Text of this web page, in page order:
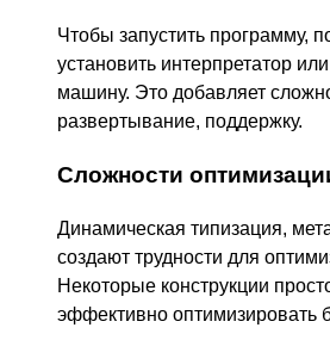
Чтобы запустить программу,
установить интерпретатор
машину. Это добавляет
развертывание, поддержку.
Сложности
Динамическая типизация,
создают трудности для
Некоторые конструкции
эффективно оптимизировать